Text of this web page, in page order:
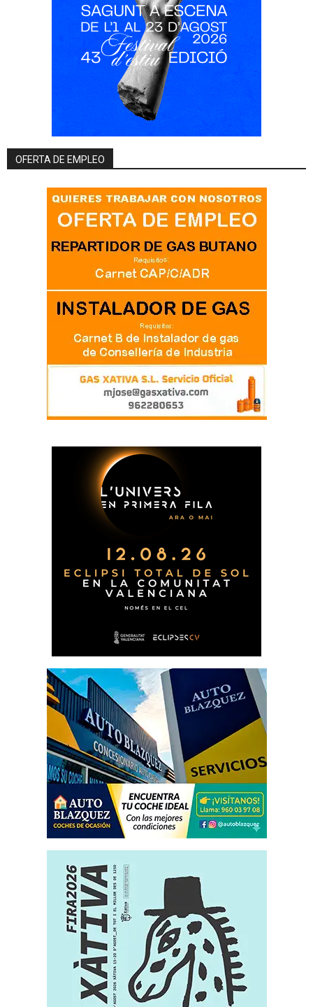
OFERTA DE EMPLEO